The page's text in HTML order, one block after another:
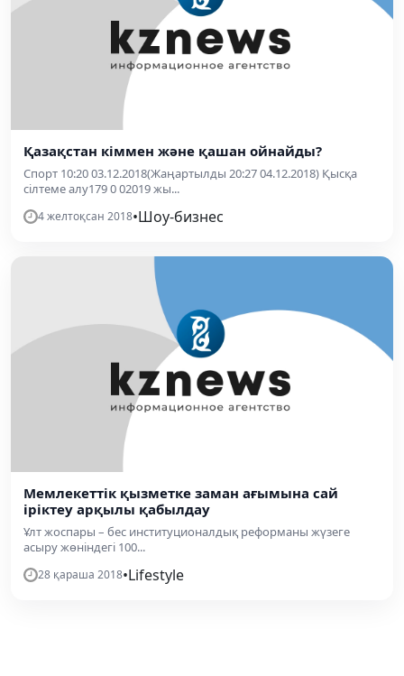
Қазақстан кіммен және қашан ойнайды?
Спорт 10:20 03.12.2018(Жаңартылды 20:27 04.12.2018) Қысқа
сілтеме алу179 0 02019 жы...
4 желтоқсан 2018•Шоу-бизнес
Мемлекеттік қызметке заман ағымына сай
іріктеу арқылы қабылдау
Ұлт жоспары – бес институционалдық реформаны жүзеге
асыру жөніндегі 100...
28 қараша 2018•Lifestyle